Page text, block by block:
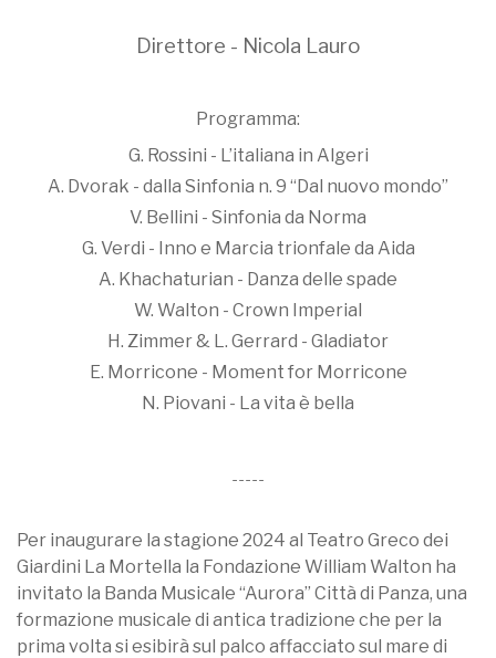
Direttore - Nicola Lauro
Programma:
G. Rossini - L’italiana in Algeri
A. Dvorak - dalla Sinfonia n. 9 “Dal nuovo mondo”
V. Bellini - Sinfonia da Norma
G. Verdi - Inno e Marcia trionfale da Aida
A. Khachaturian - Danza delle spade
W. Walton - Crown Imperial
H. Zimmer & L. Gerrard - Gladiator
E. Morricone - Moment for Morricone
N. Piovani - La vita è bella
-----
Per inaugurare la stagione 2024 al Teatro Greco dei
Giardini La Mortella la Fondazione William Walton ha
invitato la Banda Musicale “Aurora” Città di Panza, una
formazione musicale di antica tradizione che per la
prima volta si esibirà sul palco affacciato sul mare di